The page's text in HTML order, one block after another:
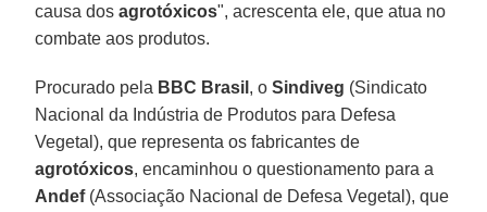
causa dosagrotóxicos", acrescenta ele, que atua no
combate aos produtos.
Procurado pela BBC Brasil , oSindiveg (Sindicato
Nacional da Indústria de Produtos para Defesa
Vegetal), que representa os fabricantes de
agrotóxicos, encaminhou o questionamento para a
Andef(Associação Nacional de Defesa Vegetal), que